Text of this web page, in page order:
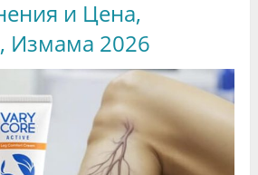
и Цена,
Измама 2026